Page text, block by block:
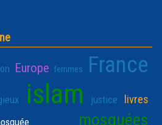
Europe femmes France
islam justice livres
mosquées